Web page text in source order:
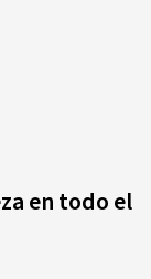
en todo el